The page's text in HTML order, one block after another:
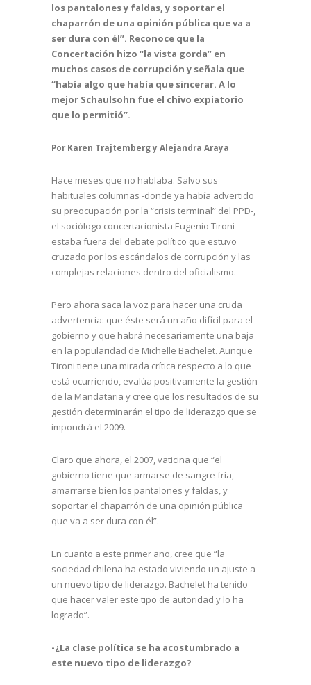
los pantalones y faldas, y soportar el
chaparrón de una opinión pública que va a
ser dura con él”. Reconoce que la
Concertación hizo “la vista gorda” en
muchos casos de corrupción y señala que
“había algo que había que sincerar. A lo
mejor Schaulsohn fue el chivo expiatorio
que lo permitió”.
Por Karen Trajtemberg y Alejandra Araya
Hace meses que no hablaba. Salvo sus
habituales columnas -donde ya había advertido
su preocupación por la “crisis terminal” del PPD-,
el sociólogo concertacionista Eugenio Tironi
estaba fuera del debate político que estuvo
cruzado por los escándalos de corrupción y las
complejas relaciones dentro del oficialismo.
Pero ahora saca la voz para hacer una cruda
advertencia: que éste será un año difícil para el
gobierno y que habrá necesariamente una baja
en la popularidad de Michelle Bachelet. Aunque
Tironi tiene una mirada crítica respecto a lo que
está ocurriendo, evalúa positivamente la gestión
de la Mandataria y cree que los resultados de su
gestión determinarán el tipo de liderazgo que se
impondrá el 2009.
Claro que ahora, el 2007, vaticina que “el
gobierno tiene que armarse de sangre fría,
amarrarse bien los pantalones y faldas, y
soportar el chaparrón de una opinión pública
que va a ser dura con él”.
En cuanto a este primer año, cree que “la
sociedad chilena ha estado viviendo un ajuste a
un nuevo tipo de liderazgo. Bachelet ha tenido
que hacer valer este tipo de autoridad y lo ha
logrado”.
-¿La clase política se ha acostumbrado a
este nuevo tipo de liderazgo?